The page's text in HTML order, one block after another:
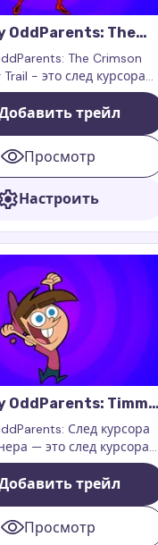
OddParents: The
Cursor Trail
The Crimson
- это след курсора
добавляет
стиль и нотку
харизмы вашему
трейл
Просмотр
Настроить
OddParents: Timmy
TrailСлед курсора
— это след курсора
добавляет
и очарование
трейл
Просмотр